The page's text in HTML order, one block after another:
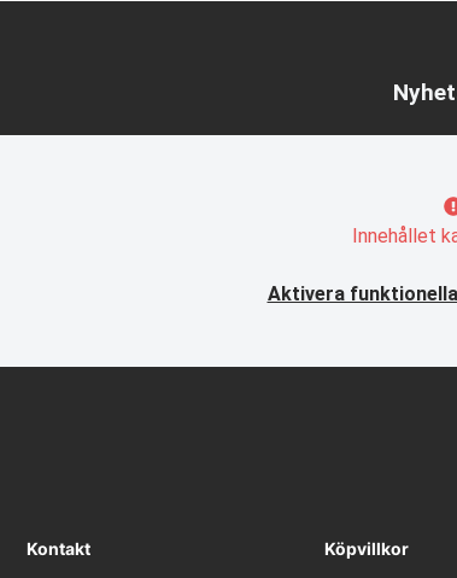
Innehållet
Aktivera
Kontakt Köpvillkor